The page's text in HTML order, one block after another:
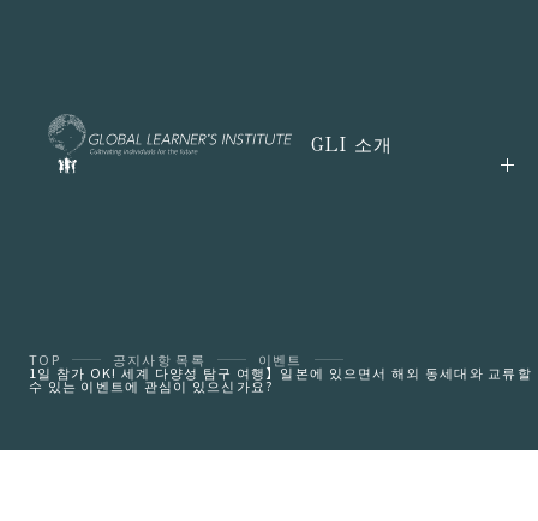
GLI 소개
TOP 공지사항 목록 이벤트
1일 참가 OK! 세계 다양성 탐구 여행】일본에 있으면서 해외 동세대와 교류할
수 있는 이벤트에 관심이 있으신가요?